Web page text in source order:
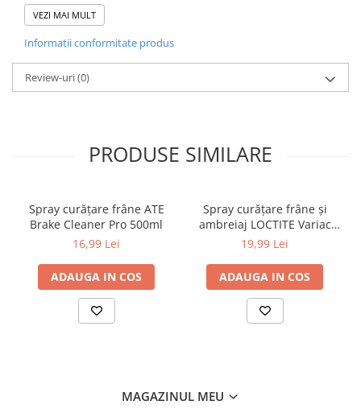
Elimină ulei, grăsime și praf de frână
Evaporare rapidă fără urme
Îmbunătățește performanța frânării
Utilizare profesională și DIY
Brand: TEXTAR
VEZI MAI MULT
Informatii conformitate produs
Review-uri(0)
PRODUSE SIMILARE
Spray curățare frâne ATE
Brake Cleaner Pro 500ml
16,99 Lei
ADAUGA IN COS
Spray curățare frâne și
ambreiaj LOCTITE Variac
500ml
19,99 Lei
ADAUGA IN COS
MAGAZINUL MEU